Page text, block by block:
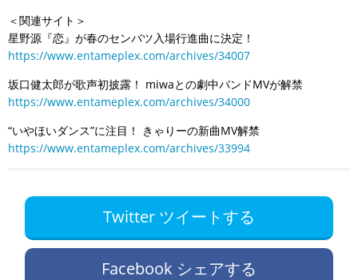
＜関連サイト＞
星野源『恋』が春のセンバツ入場行進曲に決定！
https://www.entameplex.com/archives/34007
坂口健太郎が歌声初披露！ miwaとの劇中バンドMVが解禁
https://www.entameplex.com/archives/34000
“いやほいダンス”に注目！ きゃりーの新曲MV解禁
https://www.entameplex.com/archives/33994
Twitter ツイートする
Facebook シェアする